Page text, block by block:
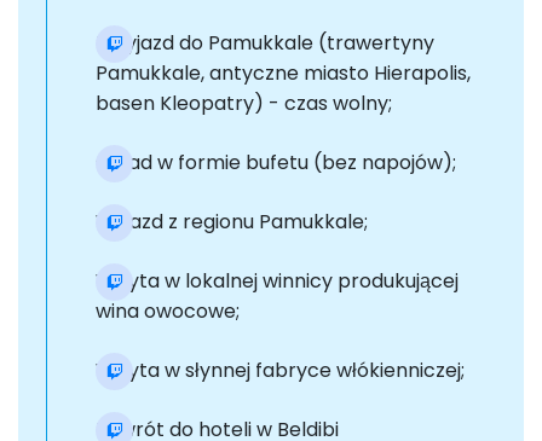
Przyjazd do Pamukkale (trawertyny
Pamukkale, antyczne miasto Hierapolis,
basen Kleopatry) - czas wolny;
Obiad w formie bufetu (bez napojów);
Wyjazd z regionu Pamukkale;
Wizyta w lokalnej winnicy produkującej
wina owocowe;
Wizyta w słynnej fabryce włókienniczej;
Powrót do hoteli w Beldibi